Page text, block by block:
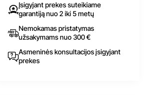
Įsigyjant prekes suteikiame
garantiją nuo 2 iki 5 metų
Nemokamas pristatymas
užsakymams nuo 300 €
Asmeninės konsultacijos įsigyjant
prekes